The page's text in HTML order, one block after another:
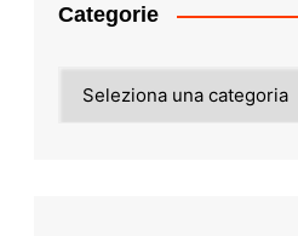
Categorie